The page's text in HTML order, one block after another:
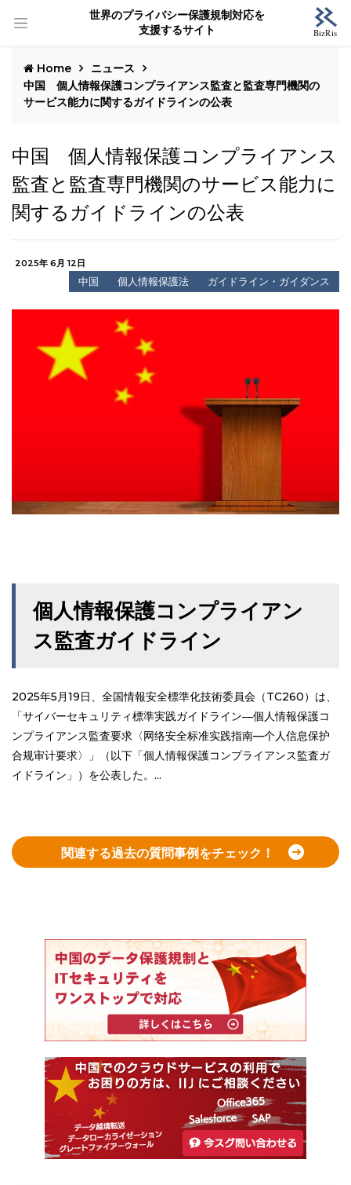
世界のプライバシー保護規制対応を
支援するサイト
Home
ニュース
中国 個人情報保護コンプライアンス監査と監査専門機関の
サービス能力に関するガイドラインの公表
中国 個人情報保護コンプライアンス
監査と監査専門機関のサービス能力に
関するガイドラインの公表
2025年 6月 12日
中国 個人情報保護法 ガイドライン・ガイダンス
個人情報保護コンプライアン
ス監査ガイドライン
2025年5月19日、全国情報安全標準化技術委員会（TC260）は、
「サイバーセキュリティ標準実践ガイドライン―個人情報保護コ
ンプライアンス監査要求〈网络安全标准实践指南—个人信息保护
合规审计要求〉」（以下「個人情報保護コンプライアンス監査ガ
イドライン」）を公表した。...
関連する過去の質問事例をチェック！